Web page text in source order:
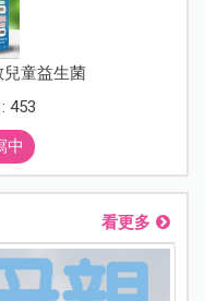
兒童益生菌
453
中
看更多